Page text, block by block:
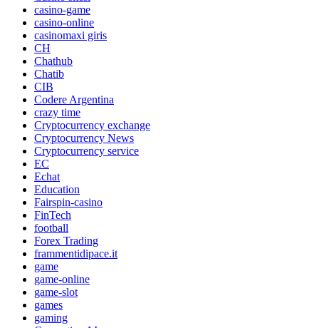
casino-game
casino-online
casinomaxi giris
CH
Chathub
Chatib
CIB
Codere Argentina
crazy time
Cryptocurrency exchange
Cryptocurrency News
Cryptocurrency service
EC
Echat
Education
Fairspin-casino
FinTech
football
Forex Trading
frammentidipace.it
game
game-online
game-slot
games
gaming